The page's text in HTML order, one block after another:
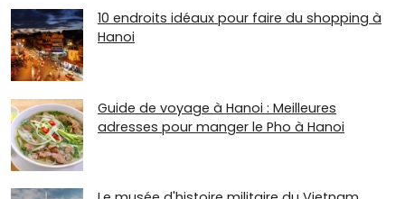
10 endroits idéaux pour faire du shopping à
Hanoi
Guide de voyage à Hanoi : Meilleures
adresses pour manger le Pho à Hanoi